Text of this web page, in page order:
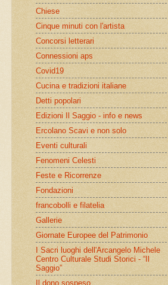
Chiese
Cinque minuti con l'artista
Concorsi letterari
Connessioni aps
Covid19
Cucina e tradizioni italiane
Detti popolari
Edizioni Il Saggio - info e news
Ercolano Scavi e non solo
Eventi culturali
Fenomeni Celesti
Feste e Ricorrenze
Fondazioni
francobolli e filatelia
Gallerie
Giornate Europee del Patrimonio
I Sacri luoghi dell'Arcangelo Michele
Centro Culturale Studi Storici - “Il
Saggio”
Il dono sospeso